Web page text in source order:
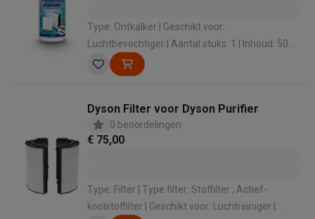
Type: Ontkalker | Geschikt voor:
Luchtbevochtiger | Aantal stuks: 1 | Inhoud: 500
ml
Dyson Filter voor Dyson Purifier
0 beoordelingen
€ 75,00
Type: Filter | Type filter: Stoffilter , Actief-
koolstoffilter | Geschikt voor: Luchtreiniger |